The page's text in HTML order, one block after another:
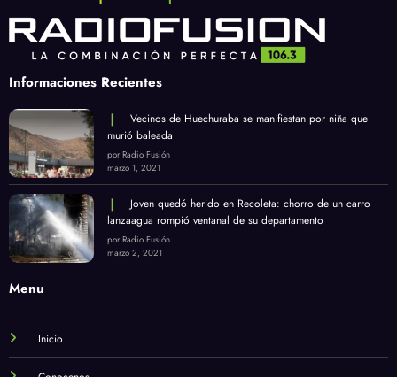
Informaciones Recientes
Vecinos de Huechuraba se manifiestan por niña que
murió baleada
por Radio Fusión
marzo 1, 2021
Joven quedó herido en Recoleta: chorro de un carro
lanzaagua rompió ventanal de su departamento
por Radio Fusión
marzo 2, 2021
Menu
Inicio